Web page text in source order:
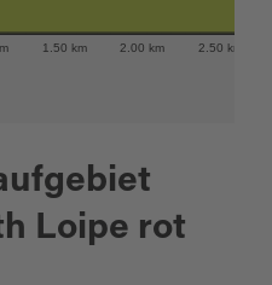
1.50 km 2.00 km 2.50 km
Loipe rot